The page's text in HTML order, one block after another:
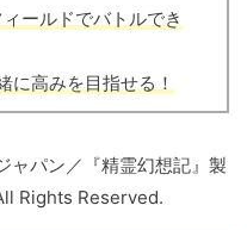
ールドでバトルでき
に高みを目指せる！
ャパン／『精霊幻想記』製
Rights Reserved.